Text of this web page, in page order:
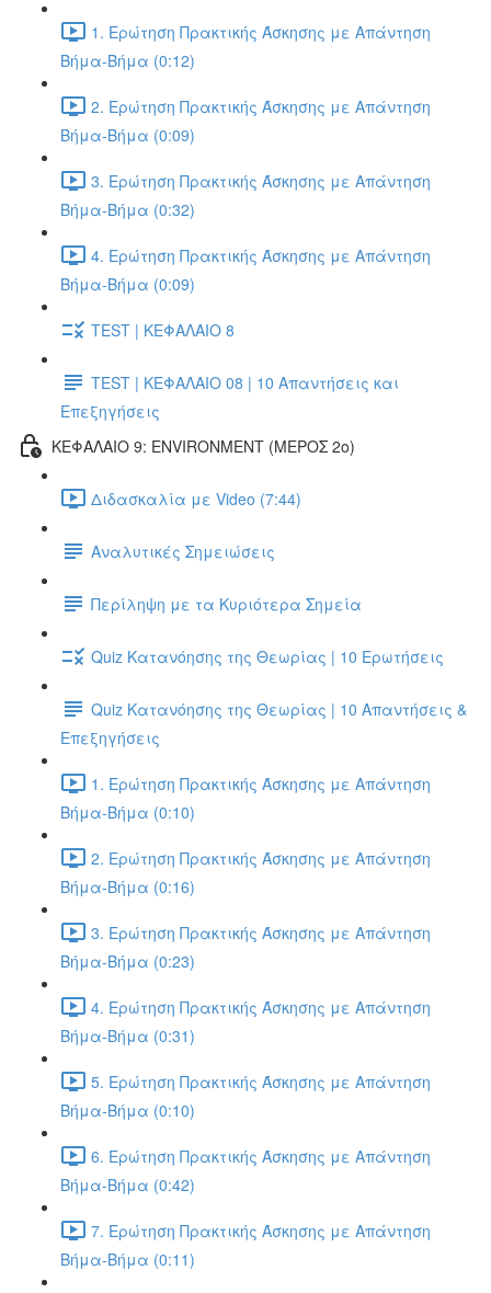
1. Ερώτηση Πρακτικής Άσκησης με Απάντηση
Βήμα-Βήμα (0:12)
2. Ερώτηση Πρακτικής Άσκησης με Απάντηση
Βήμα-Βήμα (0:09)
3. Ερώτηση Πρακτικής Άσκησης με Απάντηση
Βήμα-Βήμα (0:32)
4. Ερώτηση Πρακτικής Άσκησης με Απάντηση
Βήμα-Βήμα (0:09)
TEST | ΚΕΦΑΛΑΙΟ 8
TEST | ΚΕΦΑΛΑΙΟ 08 | 10 Απαντήσεις και
Επεξηγήσεις
ΚΕΦΑΛΑΙΟ 9: ENVIRONMENT (ΜΕΡΟΣ 2o)
Διδασκαλία με Video (7:44)
Αναλυτικές Σημειώσεις
Περίληψη με τα Κυριότερα Σημεία
Quiz Κατανόησης της Θεωρίας | 10 Ερωτήσεις
Quiz Κατανόησης της Θεωρίας | 10 Απαντήσεις &
Επεξηγήσεις
1. Ερώτηση Πρακτικής Άσκησης με Απάντηση
Βήμα-Βήμα (0:10)
2. Ερώτηση Πρακτικής Άσκησης με Απάντηση
Βήμα-Βήμα (0:16)
3. Ερώτηση Πρακτικής Άσκησης με Απάντηση
Βήμα-Βήμα (0:23)
4. Ερώτηση Πρακτικής Άσκησης με Απάντηση
Βήμα-Βήμα (0:31)
5. Ερώτηση Πρακτικής Άσκησης με Απάντηση
Βήμα-Βήμα (0:10)
6. Ερώτηση Πρακτικής Άσκησης με Απάντηση
Βήμα-Βήμα (0:42)
7. Ερώτηση Πρακτικής Άσκησης με Απάντηση
Βήμα-Βήμα (0:11)